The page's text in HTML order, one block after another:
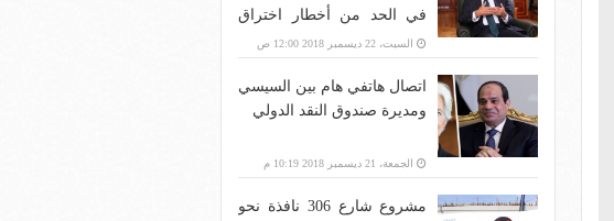
في الحد من أخطار اختراق
بنية الاتصالات؟
السبت، 22 ديسمبر 2018 12:00 ص
اتصال هاتفي هام بين السيسي
ومديرة صندوق النقد الدولي
الجمعة، 21 ديسمبر 2018 10:19 م
مشروع شارع 306 نافذة نحو